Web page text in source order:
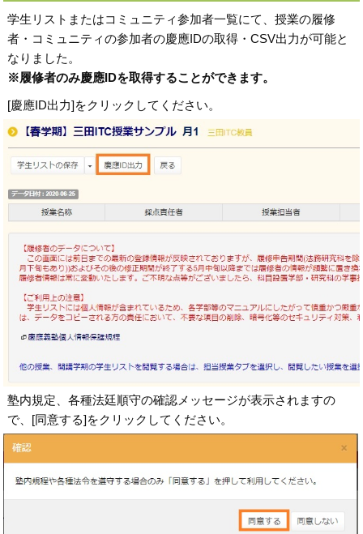
学生リストまたはコミュニティ参加者一覧にて、授業の履修
者・コミュニティの参加者の慶應IDの取得・CSV出力が可能と
なりました。
※履修者のみ慶應IDを取得することができます。
[慶應ID出力]をクリックしてください。
塾内規定、各種法廷順守の確認メッセージが表示されますの
で、[同意する]をクリックしてください。